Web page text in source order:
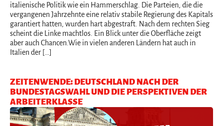
italienische Politik wie ein Hammerschlag. Die Parteien, die die
vergangenen Jahrzehnte eine relativ stabile Regierung des Kapitals
garantiert hatten, wurden hart abgestraft. Nach dem rechten Sieg
scheint die Linke machtlos. Ein Blick unter die Oberfläche zeigt
aber auch Chancen.Wie in vielen anderen Ländern hat auch in
Italien der […]
ZEITENWENDE: DEUTSCHLAND NACH DER
BUNDESTAGSWAHL UND DIE PERSPEKTIVEN DER
ARBEITERKLASSE